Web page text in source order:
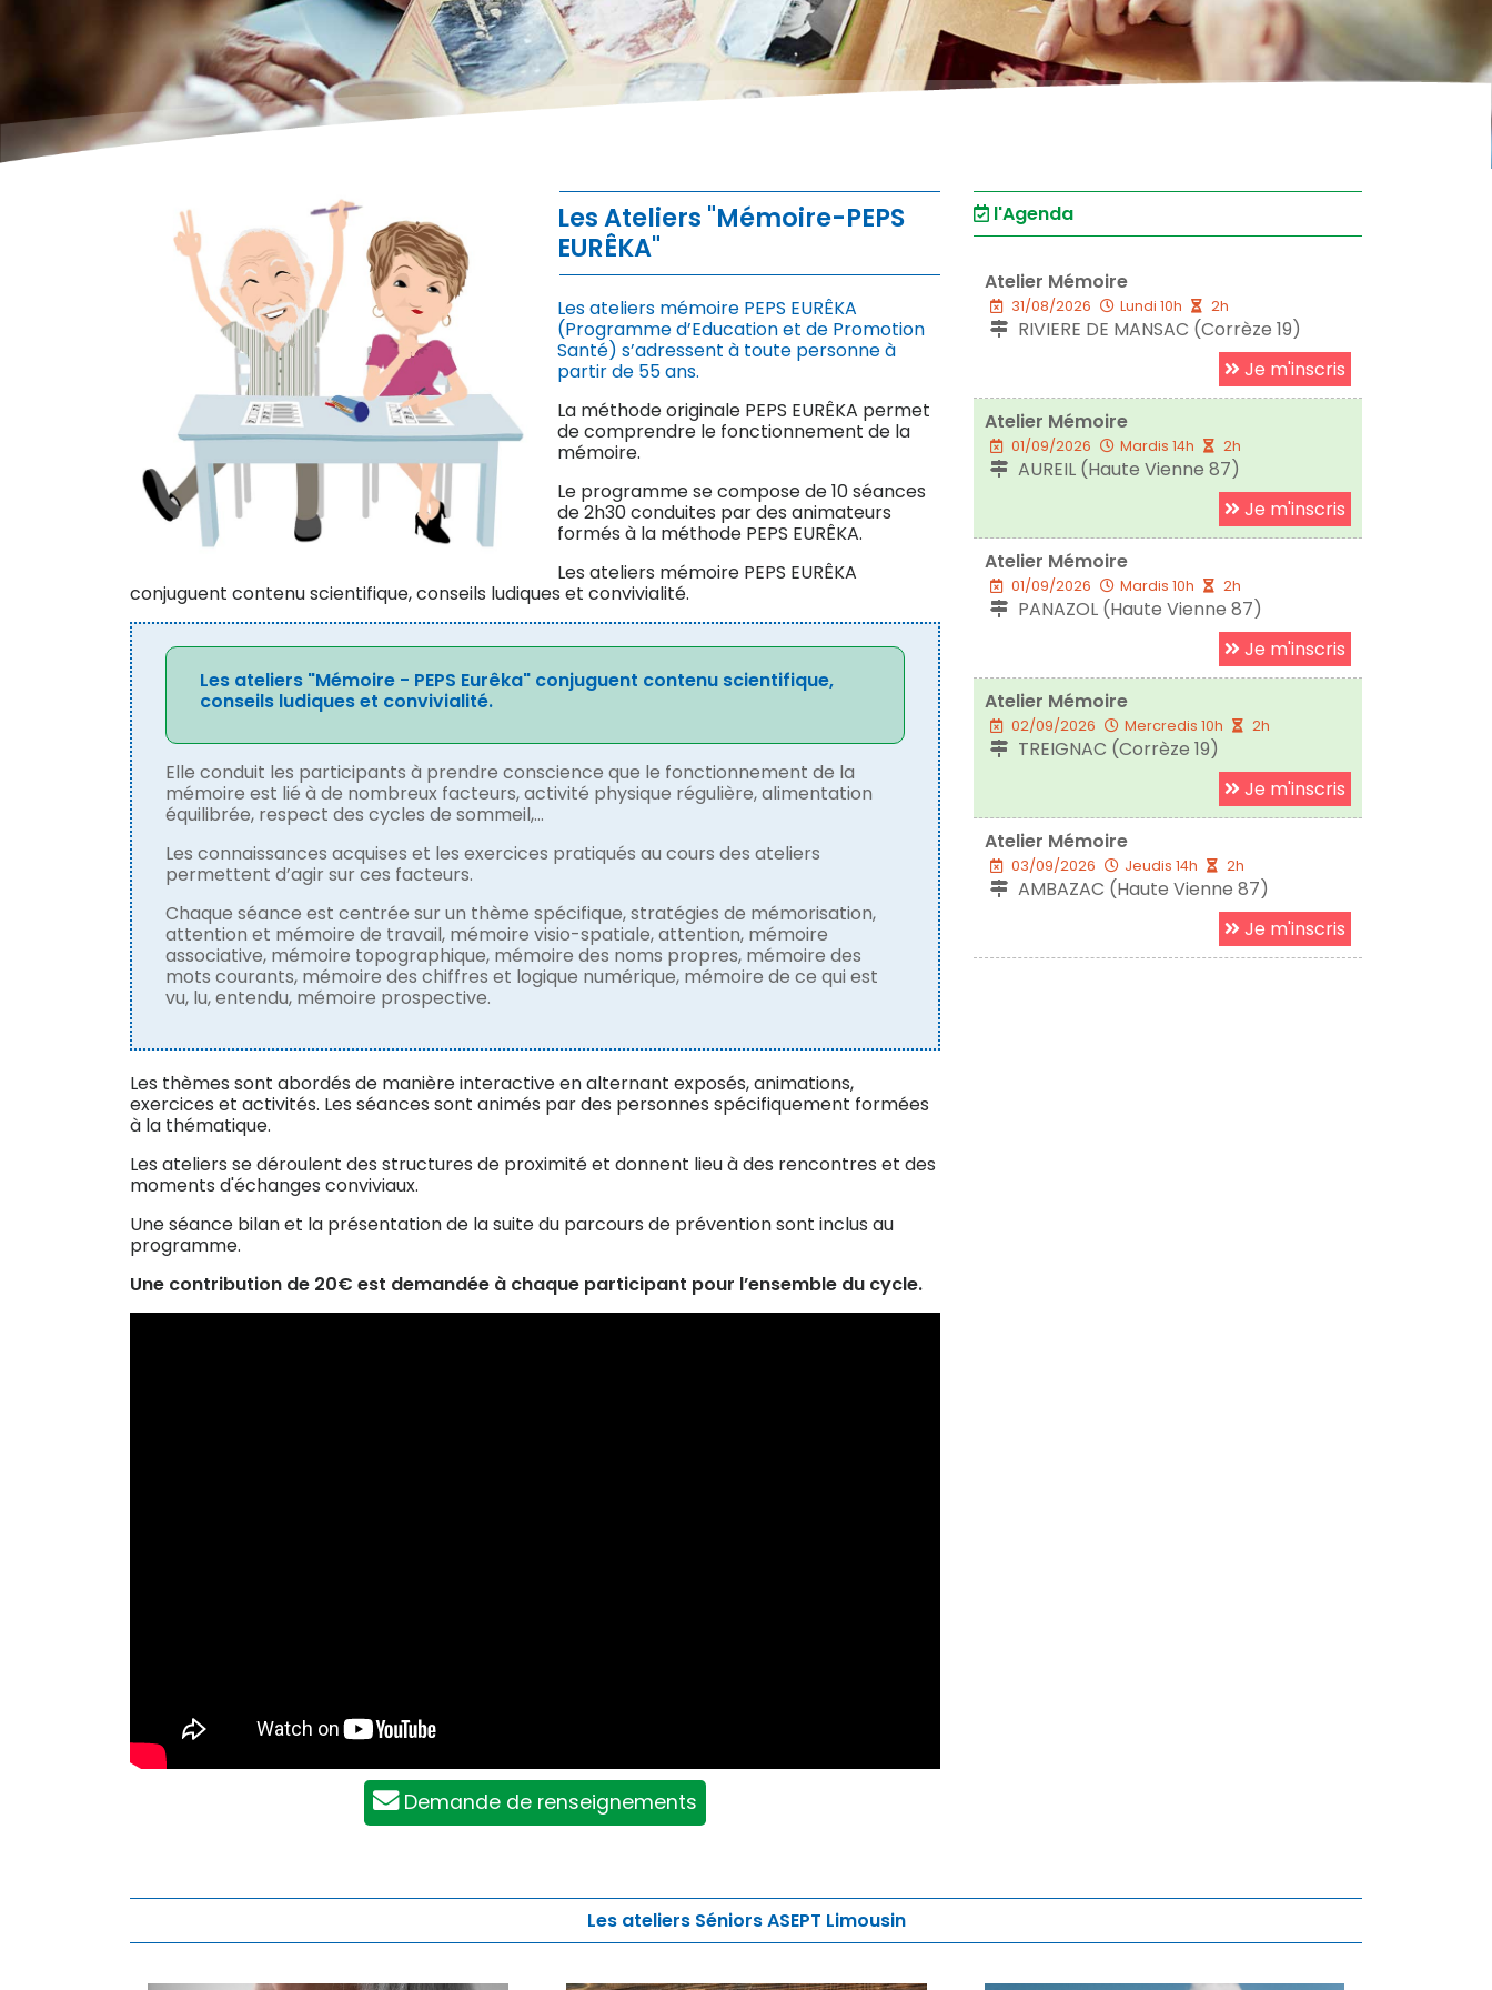
Les Ateliers "Mémoire-PEPS
EURÊKA"
Les ateliers mémoire PEPS EURÊKA
(Programme d’Education et de Promotion
Santé) s’adressent à toute personne à
partir de 55 ans.
La méthode originale PEPS EURÊKA permet
de comprendre le fonctionnement de la
mémoire.
Le programme se compose de 10 séances
de 2h30 conduites par des animateurs
formés à la méthode PEPS EURÊKA.
Les ateliers mémoire PEPS EURÊKA
conjuguent contenu scientifique, conseils ludiques et convivialité.
Les ateliers "Mémoire - PEPS Eurêka" conjuguent contenu scientifique,
conseils ludiques et convivialité.
Elle conduit les participants à prendre conscience que le fonctionnement de la
mémoire est lié à de nombreux facteurs, activité physique régulière, alimentation
équilibrée, respect des cycles de sommeil,…
Les connaissances acquises et les exercices pratiqués au cours des ateliers
permettent d’agir sur ces facteurs.
Chaque séance est centrée sur un thème spécifique, stratégies de mémorisation,
attention et mémoire de travail, mémoire visio-spatiale, attention, mémoire
associative, mémoire topographique, mémoire des noms propres, mémoire des
mots courants, mémoire des chiffres et logique numérique, mémoire de ce qui est
vu, lu, entendu, mémoire prospective.
Les thèmes sont abordés de manière interactive en alternant exposés, animations,
exercices et activités. Les séances sont animés par des personnes spécifiquement formées
à la thématique.
Les ateliers se déroulent des structures de proximité et donnent lieu à des rencontres et des
moments d'échanges conviviaux.
Une séance bilan et la présentation de la suite du parcours de prévention sont inclus au
programme.
Une contribution de 20€ est demandée à chaque participant pour l’ensemble du cycle.
Demande de renseignements
l'Agenda
Atelier Mémoire
31/08/2026 Lundi 10h 2h
RIVIERE DE MANSAC (Corrèze 19)
Je m'inscris
Atelier Mémoire
01/09/2026 Mardis 14h 2h
AUREIL (Haute Vienne 87)
Je m'inscris
Atelier Mémoire
01/09/2026 Mardis 10h 2h
PANAZOL (Haute Vienne 87)
Je m'inscris
Atelier Mémoire
02/09/2026 Mercredis 10h 2h
TREIGNAC (Corrèze 19)
Je m'inscris
Atelier Mémoire
03/09/2026 Jeudis 14h 2h
AMBAZAC (Haute Vienne 87)
Je m'inscris
Les ateliers Séniors ASEPT Limousin